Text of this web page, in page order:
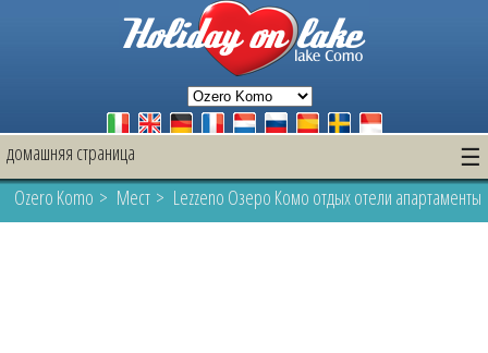
домашняя страница ☰
Ozero Komo > Mест > Lezzeno Озеро Комо отдых отели апартаменты